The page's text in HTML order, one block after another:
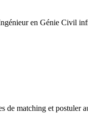
en Génie Civil
de matching et postuler